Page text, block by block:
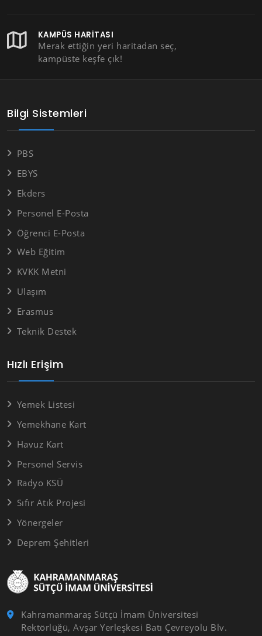
KAMPÜS HARITASI
Merak ettiğin yeri haritadan seç,
kampüste keşfe çık!
Kahramanmaraş Sütçü İmam Üniversitesi
Rektörlüğü, Avşar Yerleşkesi Batı Çevreyolu Blv.
Hızlı Erişim
Yemek Listesi
Yemekhane Kart
Havuz Kart
Personel Servis
Radyo KSÜ
Sıfır Atık Projesi
Yönergeler
Deprem Şehitleri
Bilgi Sistemleri
PBS
EBYS
Ekders
Personel E-Posta
Öğrenci E-Posta
Web Eğitim
KVKK Metni
Ulaşım
Erasmus
Teknik Destek